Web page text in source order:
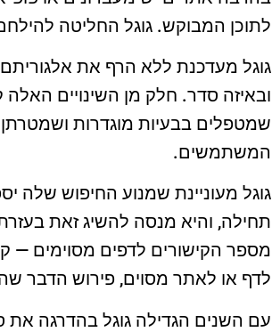
לתוכן המבוקש. גוגל החליטה
גוגל מעדכנת ללא הרף את
ובאיזה סדר. חלק מן השינויים
שמטפלים בבעיות מוגדרות
המשתמשים.
גוגל מעוניינת שמנוע החיפוש שלה
תחילה, והיא מנסה להשיג זאת
מספר הקישורים לדפים מסוימים —
לדף או לאתר מסוים, פירוש הדבר
עם השנים הגדילה גוגל בהדרגה את